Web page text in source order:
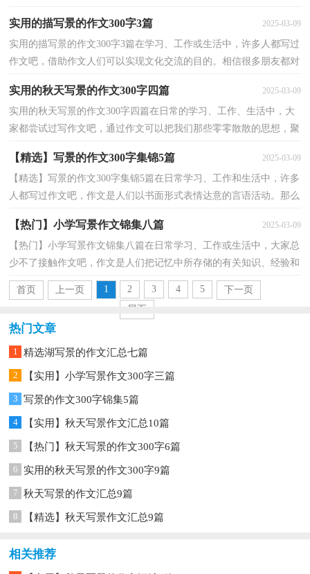
实用的描写景的作文300字3篇 2025-03-09
实用的描写景的作文300字3篇在学习、工作或生活中，许多人都写过
作文吧，借助作文人们可以实现文化交流的目的。相信很多朋友都对
实用的秋天写景的作文300字四篇 2025-03-09
实用的秋天写景的作文300字四篇在日常的学习、工作、生活中，大
家都尝试过写作文吧，通过作文可以把我们那些零零散散的思想，聚
【精选】写景的作文300字集锦5篇 2025-03-09
【精选】写景的作文300字集锦5篇在日常学习、工作和生活中，许多
人都写过作文吧，作文是人们以书面形式表情达意的言语活动。那么
【热门】小学写景作文锦集八篇 2025-03-09
【热门】小学写景作文锦集八篇在日常学习、工作或生活中，大家总
少不了接触作文吧，作文是人们把记忆中所存储的有关知识、经验和
思想用书面形式表达出来的记叙方式。相信许多人...
首页
上一页 1 2 3 4 5
下一页
尾页
热门文章
1 精选湖写景的作文汇总七篇
2 【实用】小学写景作文300字三篇
3 写景的作文300字锦集5篇
4 【实用】秋天写景作文汇总10篇
5 【热门】秋天写景的作文300字6篇
6 实用的秋天写景的作文300字9篇
7 秋天写景的作文汇总9篇
8 【精选】秋天写景作文汇总9篇
相关推荐